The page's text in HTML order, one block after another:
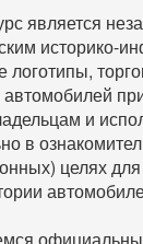
является
историко-
логотипы,
и
в
целях